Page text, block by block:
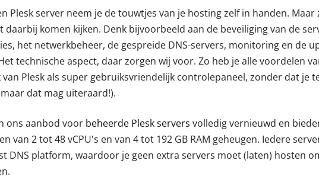
Plesk server neem je de touwtjes van je hosting zelf in handen.
daarbij komen kijken. Denk bijvoorbeeld aan de beveiliging van de
het netwerkbeheer, de gespreide DNS-servers, monitoring en de
technische aspect, daar zorgen wij voor. Zo heb je alle voordelen
van Plesk als super gebruiksvriendelijk controlepaneel, zonder dat je
dat mag uiteraard!).
ons aanbod voor beheerde Plesk servers volledig vernieuwd en
van 2 tot 48 vCPU's en van 4 tot 192 GB RAM geheugen. Iedere
DNS platform, waardoor je geen extra servers moet (laten) hosten